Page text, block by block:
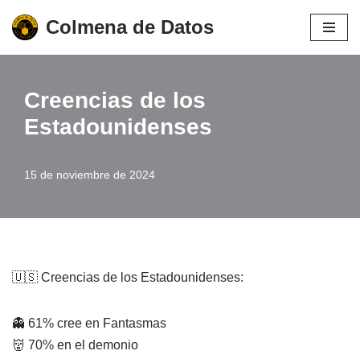
Saltar
Colmena de Datos
Creencias de los
Estadounidenses
15 de noviembre de 2024
🇺🇸 Creencias de los Estadounidenses:
👻 61% cree en Fantasmas
👹 70% en el demonio